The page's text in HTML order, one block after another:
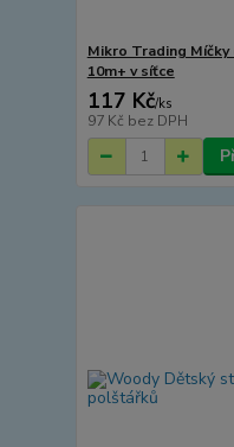
Mikro Trading Míčky
10m+ v síťce
117 Kč/ks
97 Kč bez DPH